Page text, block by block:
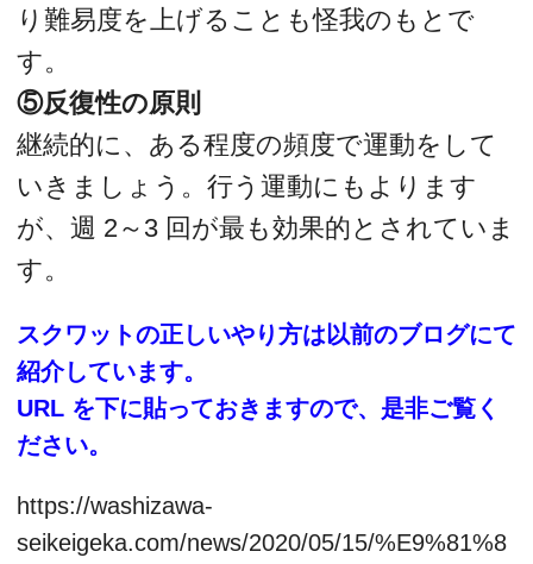
り難易度を上げることも怪我のもとで
す。
⑤反復性の原則
継続的に、ある程度の頻度で運動をして
いきましょう。行う運動にもよります
が、週 2～3 回が最も効果的とされていま
す。
スクワットの正しいやり方は以前のブログにて
紹介しています。
URL を下に貼っておきますので、是非ご覧く
ださい。
https://washizawa-
seikeigeka.com/news/2020/05/15/%E9%81%8